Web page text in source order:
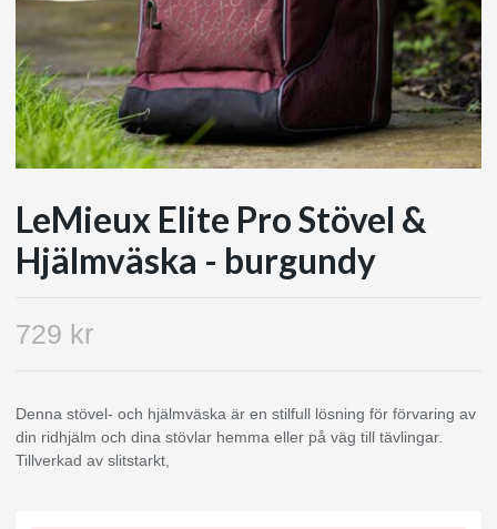
LeMieux Elite Pro Stövel &
Hjälmväska - burgundy
729 kr
Denna stövel- och hjälmväska är en stilfull lösning för förvaring av
din ridhjälm och dina stövlar hemma eller på väg till tävlingar.
Tillverkad av slitstarkt,